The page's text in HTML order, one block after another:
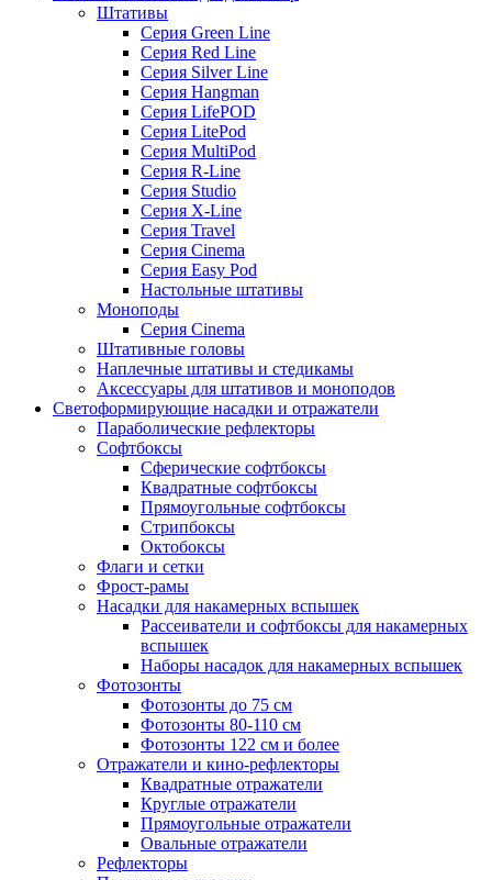
Штативы
Серия Green Line
Серия Red Line
Серия Silver Line
Серия Hangman
Серия LifePOD
Серия LitePod
Серия MultiPod
Серия R-Line
Серия Studio
Серия X-Line
Серия Travel
Серия Cinema
Серия Easy Pod
Настольные штативы
Моноподы
Серия Cinema
Штативные головы
Наплечные штативы и стедикамы
Аксессуары для штативов и моноподов
Светоформирующие насадки и отражатели
Параболические рефлекторы
Софтбоксы
Сферические софтбоксы
Квадратные софтбоксы
Прямоугольные софтбоксы
Стрипбоксы
Октобоксы
Флаги и сетки
Фрост-рамы
Насадки для накамерных вспышек
Рассеиватели и софтбоксы для накамерных
вспышек
Наборы насадок для накамерных вспышек
Фотозонты
Фотозонты до 75 см
Фотозонты 80-110 см
Фотозонты 122 см и более
Отражатели и кино-рефлекторы
Квадратные отражатели
Круглые отражатели
Прямоугольные отражатели
Овальные отражатели
Рефлекторы